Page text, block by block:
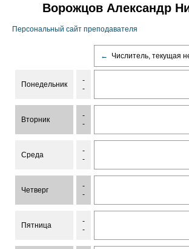
Ворожцов Александр
Персональный сайт преподавателя
← Числитель, текущая
Понедельник
-
-
Вторник
-
-
Среда
-
-
Четверг
-
-
Пятница
-
-